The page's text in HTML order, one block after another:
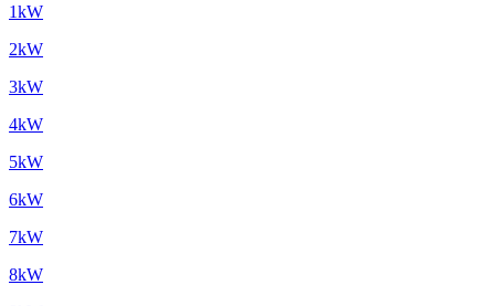
1kW
2kW
3kW
4kW
5kW
6kW
7kW
8kW